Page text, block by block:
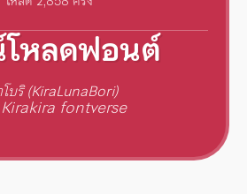
โหลดฟอนต์
บริ (KiraLunaBori)
fontverse